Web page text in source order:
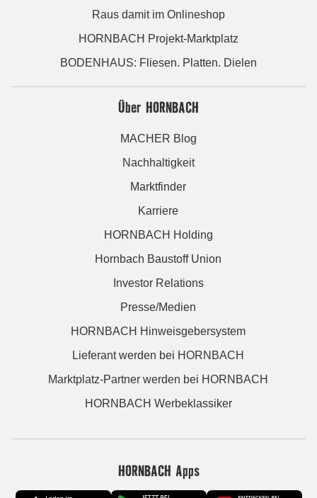
Raus damit im Onlineshop
HORNBACH Projekt-Marktplatz
BODENHAUS: Fliesen. Platten. Dielen
Über HORNBACH
MACHER Blog
Nachhaltigkeit
Marktfinder
Karriere
HORNBACH Holding
Hornbach Baustoff Union
Investor Relations
Presse/Medien
HORNBACH Hinweisgebersystem
Lieferant werden bei HORNBACH
Marktplatz-Partner werden bei HORNBACH
HORNBACH Werbeklassiker
HORNBACH Apps